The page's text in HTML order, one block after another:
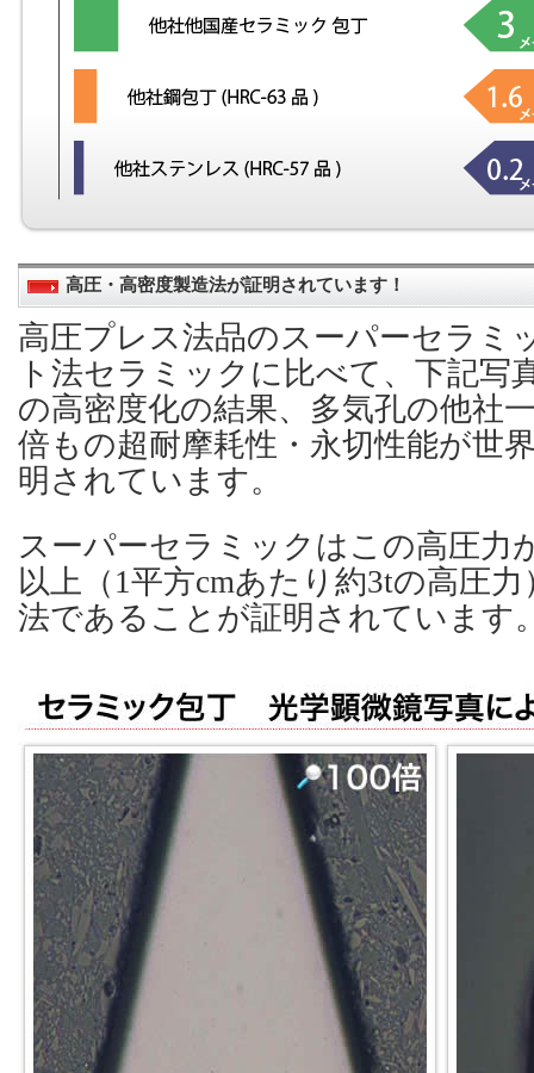
高圧・高密度製造法が証明されています！
高圧プレス法品のスーパーセラミ
ト法セラミックに比べて、下記写
の高密度化の結果、多気孔の他社
倍もの超耐摩耗性・永切性能が世
明されています。
スーパーセラミックはこの高圧力
以上（1平方cmあたり約3tの高圧
法であることが証明されています